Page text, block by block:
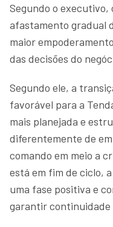
Segundo o executivo,
afastamento gradual
maior
das decisões do
Segundo ele, a
favorável para a
mais planejada e
diferentemente de
comando em meio a
está em fim de ciclo,
uma fase positiva e
garantir continuidade